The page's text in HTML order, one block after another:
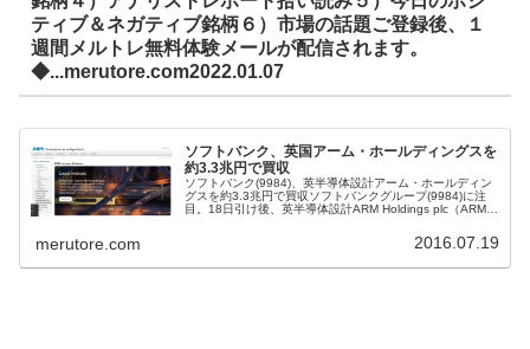
ティブ＆ネガティブ銘柄６）市場の話題ご登録後、１
週間メルトレ無料体験メールが配信されます。
◆...merutore.com2022.01.07
ソフトバンク、英国アーム・ホールディングスを
約3.3兆円で買収
ソフトバンク(9984)、英半導体設計アーム・ホールディン
グスを約3.3兆円で買収ソフトバンクグループ(9984)に注
目。18日引け後、英半導体設計ARM Holdings plc（ARM）
merutore.com 2016.07.19